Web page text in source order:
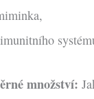
množství: